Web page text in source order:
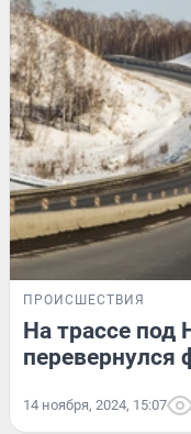
ПРОИСШЕСТВИЯ
На трассе под
перевернулся
14 ноября, 2024, 15:07